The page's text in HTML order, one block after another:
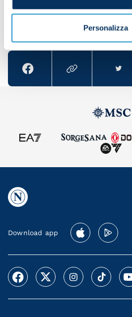
Personalizza
Share the article with your
Download app